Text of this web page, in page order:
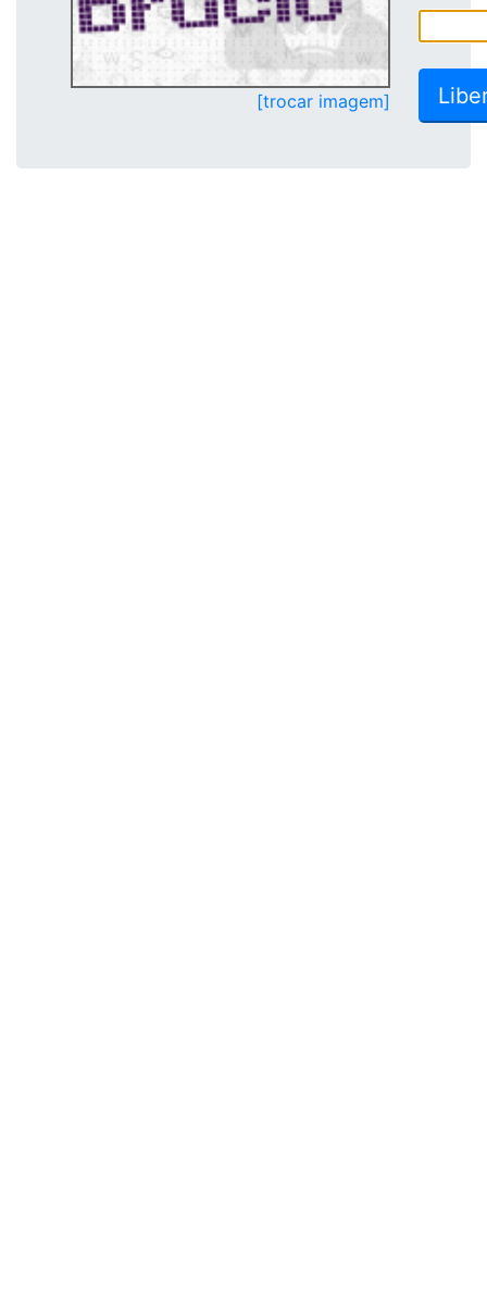
[trocar imagem]